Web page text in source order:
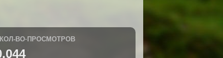
ВО·ПРОСМОТРОВ